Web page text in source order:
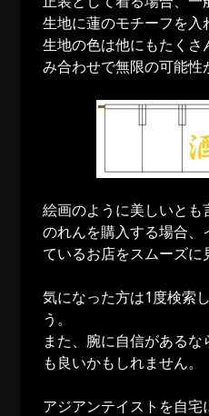
生地に蓮のモチーフを入
生地の色は他にもたくさ
み合わせで無限の可能性
絵画のように美しいとも
のれんを購入する場合、
ているお店をスムーズに
気になった方は1度検索
う。
また、腕に自信がある
も良いかもしれません。
アジアンテイストを自